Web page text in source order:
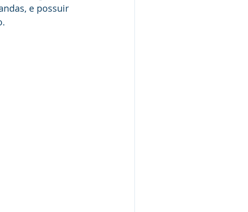
e possuir